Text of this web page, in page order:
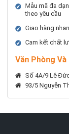
Mẫu mã đa
theo yêu cầu
Giao hàng
Cam kết chất
Văn Phòng Và
Số 4A/9 Lê
93/5 Nguyễn